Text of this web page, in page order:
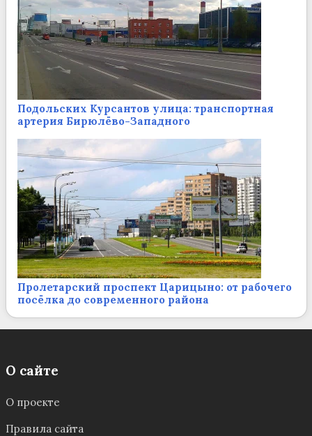
Подольских Курсантов улица: транспортная
артерия Бирюлёво-Западного
Пролетарский проспект Царицыно: от рабочего
посёлка до современного района
О сайте
О проекте
Правила сайта